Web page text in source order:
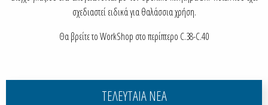
σχεδιαστεί ειδικά για θαλάσσια χρήση.
Θα βρείτε το WorkShop στο περίπτερο C.38-C.40
ΤΕΛΕΥΤΑΙΑ ΝΕΑ